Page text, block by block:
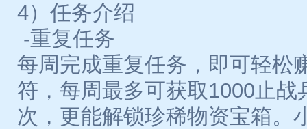
4）任务介绍
-重复任务
每周完成重复任务，即可轻松
符，每周最多可获取1000止战
次，更能解锁珍稀物资宝箱。